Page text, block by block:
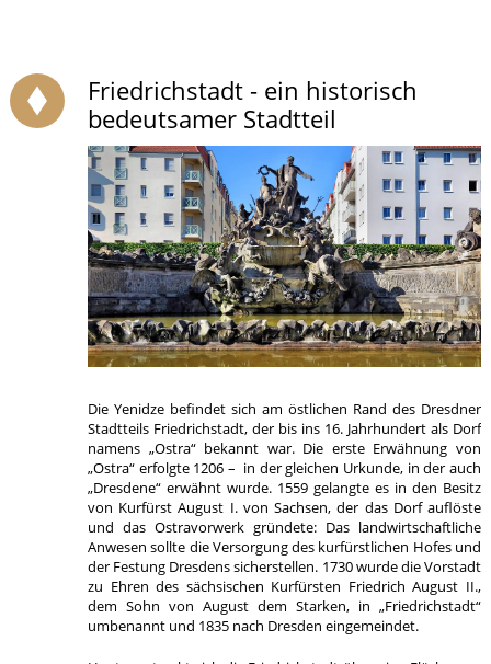
Friedrichstadt - ein historisch
bedeutsamer Stadtteil
Die Yenidze befindet sich am östlichen Rand des Dresdner
Stadtteils Friedrichstadt, der bis ins 16. Jahrhundert als Dorf
namens „Ostra“ bekannt war. Die erste Erwähnung von
„Ostra“ erfolgte 1206 – in der gleichen Urkunde, in der auch
„Dresdene“ erwähnt wurde. 1559 gelangte es in den Besitz
von Kurfürst August I. von Sachsen, der das Dorf auflöste
und das Ostravorwerk gründete: Das landwirtschaftliche
Anwesen sollte die Versorgung des kurfürstlichen Hofes und
der Festung Dresdens sicherstellen. 1730 wurde die Vorstadt
zu Ehren des sächsischen Kurfürsten Friedrich August II.,
dem Sohn von August dem Starken, in „Friedrichstadt“
umbenannt und 1835 nach Dresden eingemeindet.